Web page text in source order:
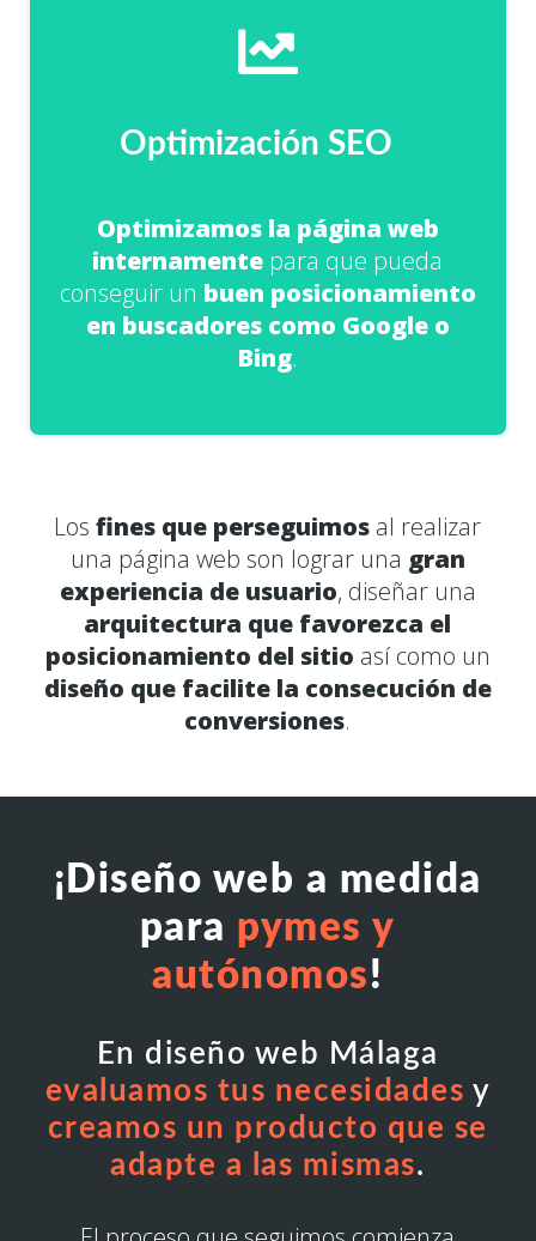
Optimización SEO
Optimizamos la página web
internamente para que pueda
conseguir un buen posicionamiento
en buscadores como Google o
Bing.
Losfines que perseguimos al realizar
una página web son lograr una gran
experiencia de usuario, diseñar una
arquitectura que favorezca el
posicionamiento del sitio así como un
diseño que facilite la consecución de
conversiones.
¡Diseño web a medida
para pymes y
autónomos!
En diseño web Málaga
evaluamos tus necesidades y
creamos un producto que se
adapte a las mismas.